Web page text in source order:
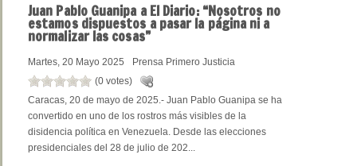
Juan Pablo Guanipa a El Diario: “Nosotros no
estamos dispuestos a pasar la página ni a
normalizar las cosas”
Martes, 20 Mayo 2025
Prensa Primero Justicia
(0 votes)
Caracas, 20 de mayo de 2025.- Juan Pablo Guanipa se ha
convertido en uno de los rostros más visibles de la
disidencia política en Venezuela. Desde las elecciones
presidenciales del 28 de julio de 202...